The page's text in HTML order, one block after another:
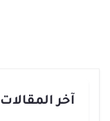
آخر المقالات